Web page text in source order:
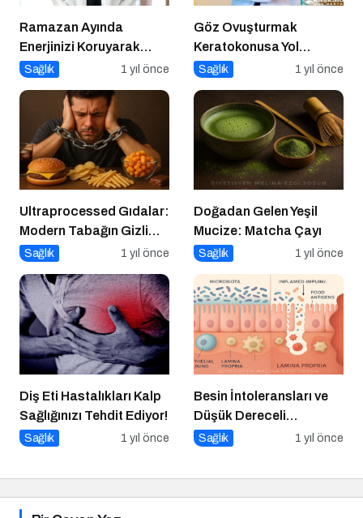
Ramazan Ayında
Enerjinizi Koruyarak
Oruç Tutmanın Püf
Sağlık 1 yıl önce
Göz Ovuşturmak
Keratokonusa Yol
Açabilir
Sağlık 1 yıl önce
Ultraprocessed Gıdalar:
Modern Tabağın Gizli
Psikobiyolojisi
Sağlık 1 yıl önce
Doğadan Gelen Yeşil
Mucize: Matcha Çayı
Sağlık 1 yıl önce
Diş Eti Hastalıkları Kalp
Sağlığınızı Tehdit Ediyor!
Sağlık 1 yıl önce
Besin İntoleransları ve
Düşük Dereceli
Enflamasyonun Kronik
Sağlık 1 yıl önce